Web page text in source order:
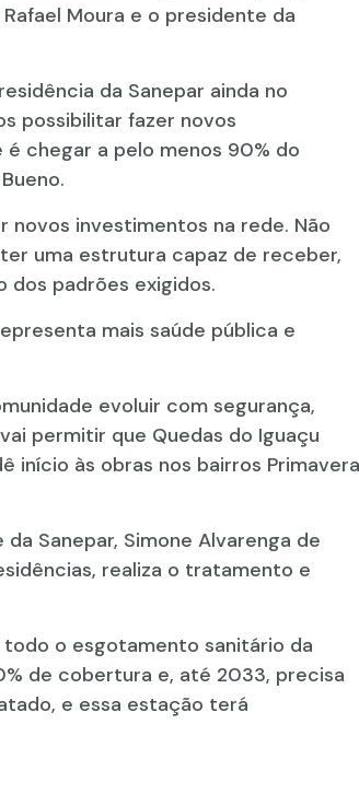
Moura e o presidente da
da Sanepar ainda no
possibilitar fazer novos
chegar a pelo menos 90% do
investimentos na rede. Não
uma estrutura capaz de receber,
padrões exigidos.
mais saúde pública e
evoluir com segurança,
permitir que Quedas do Iguaçu
início às obras nos bairros Primavera
Sanepar, Simone Alvarenga de
realiza o tratamento e
o esgotamento sanitário da
de cobertura e, até 2033, precisa
e essa estação terá